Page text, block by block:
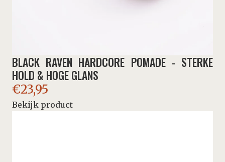
BLACK RAVEN HARDCORE POMADE - STERKE
HOLD & HOGE GLANS
€23,95
Bekijk product